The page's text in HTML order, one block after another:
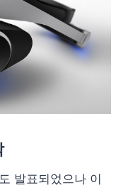
발표되었으나 이